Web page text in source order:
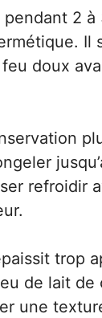
2 à
Il
doux
refroidir
trop
de lait de
une